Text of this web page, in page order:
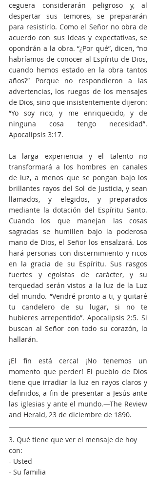
ceguera considerarán peligroso y, al
despertar sus temores, se prepararán
para resistirlo. Como el Señor no obra de
acuerdo con sus ideas y expectativas, se
opondrán a la obra. “¿Por qué”, dicen, “no
habríamos de conocer al Espíritu de Dios,
cuando hemos estado en la obra tantos
años?” Porque no respondieron a las
advertencias, los ruegos de los mensajes
de Dios, sino que insistentemente dijeron:
“Yo soy rico, y me enriquecido, y de
ninguna cosa tengo necesidad”.
Apocalipsis 3:17.
La larga experiencia y el talento no
transformará a los hombres en canales
de luz, a menos que se pongan bajo los
brillantes rayos del Sol de Justicia, y sean
llamados, y elegidos, y preparados
mediante la dotación del Espíritu Santo.
Cuando los que manejan las cosas
sagradas se humillen bajo la poderosa
mano de Dios, el Señor los ensalzará. Los
hará personas con discernimiento y ricos
en la gracia de su Espíritu. Sus rasgos
fuertes y egoístas de carácter, y su
terquedad serán vistos a la luz de la Luz
del mundo. “Vendré pronto a ti, y quitaré
tu candelero de su lugar, si no te
hubieres arrepentido”. Apocalipsis 2:5. Si
buscan al Señor con todo su corazón, lo
hallarán.
¡El fin está cerca! ¡No tenemos un
momento que perder! El pueblo de Dios
tiene que irradiar la luz en rayos claros y
definidos, a fin de presentar a Jesús ante
las iglesias y ante el mundo.—The Review
and Herald, 23 de diciembre de 1890.
3. Qué tiene que ver el mensaje de hoy
con:
- Usted
- Su familia